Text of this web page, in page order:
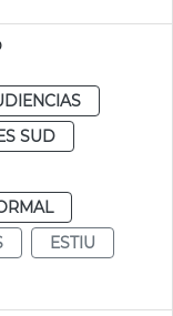
SUD
ESTIU